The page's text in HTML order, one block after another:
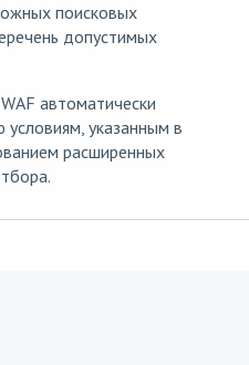
поисковых
допустимых
автоматически
указанным в
расширенных